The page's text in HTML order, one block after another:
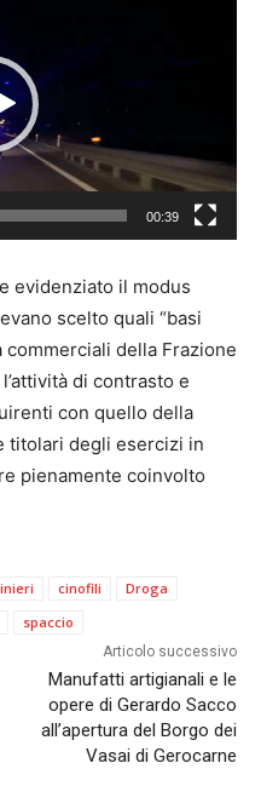
00:39
evidenziato il modus
scelto quali “basi
della Frazione
di contrasto e
con quello della
titolari degli esercizi in
pienamente coinvolto
cinofili
Droga
spaccio
Articolo successivo
Manufatti artigianali e le
opere di Gerardo Sacco
all’apertura del Borgo dei
Vasai di Gerocarne